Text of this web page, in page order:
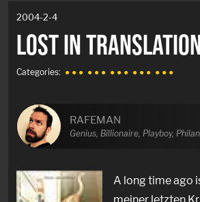
2004-2-4
LOST IN
Categories: ● ● ● ● ● ● ● ● ● ● ● ● ● ● ●
RAFEMAN
Genius, Billionaire, Playboy,
A long time ago
meiner letzten